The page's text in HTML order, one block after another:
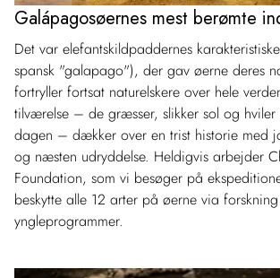
Galápagosøernes mest berømte
Det var elefantskildpaddernes
spansk "galapago"), der gav øerne deres
fortryller fortsat naturelskere over hele
tilværelse – de græsser, slikker sol og hviler
dagen – dækker over en trist historie med
og næsten udryddelse. Heldigvis arbejder
Foundation, som vi besøger på
beskytte alle 12 arter på øerne via
yngleprogrammer.